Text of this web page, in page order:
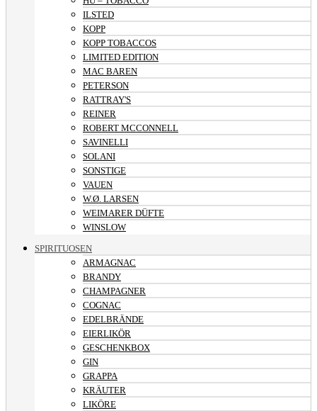
ILSTED
KOPP
KOPP TOBACCOS
LIMITED EDITION
MAC BAREN
PETERSON
RATTRAY'S
REINER
ROBERT MCCONNELL
SAVINELLI
SOLANI
SONSTIGE
VAUEN
W.Ø. LARSEN
WEIMARER DÜFTE
WINSLOW
SPIRITUOSEN
ARMAGNAC
BRANDY
CHAMPAGNER
COGNAC
EDELBRÄNDE
EIERLIKÖR
GESCHENKBOX
GIN
GRAPPA
KRÄUTER
LIKÖRE